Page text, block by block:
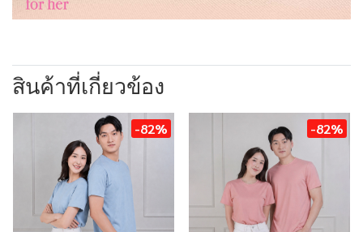
สินค้าที่เกี่ยวข้อง
-82% -82%